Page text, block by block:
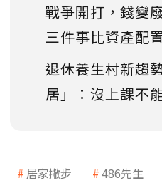
戰爭開打，錢變
三件事比資產配
退休養生村新趨
居」：沒上課不
居家撇步 486先生